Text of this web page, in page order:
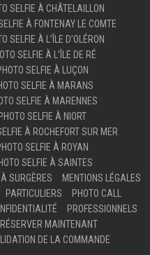
SELFIE À CHÂTELAILLON
À FONTENAY LE COMTE
SELFIE À L’ÎLE D’OLÉRON
SELFIE À L’ÎLE DE RÉ
SELFIE À LUÇON
SELFIE À MARANS
SELFIE À MARENNES
SELFIE À NIORT
À ROCHEFORT SUR MER
SELFIE À ROYAN
SELFIE À SAINTES
SURGÈRES
MENTIONS LÉGALES
PARTICULIERS
PHOTO CALL
PROFESSIONNELS
RÉSERVER MAINTENANT
DE LA COMMANDE